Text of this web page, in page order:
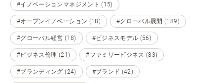
#イノベーションマネジメント (15)
#オープンイノベーション (18) #グローバル展開 (189)
#グローバル経営 (18) #ビジネスモデル (56)
#ビジネス倫理 (21) #ファミリービジネス (83)
#ブランディング (24) #ブランド (42)